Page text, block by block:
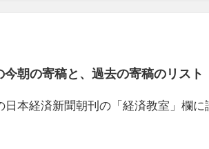
今朝の寄稿と、過去の寄稿のリスト
本経済新聞朝刊の「経済教室」欄に